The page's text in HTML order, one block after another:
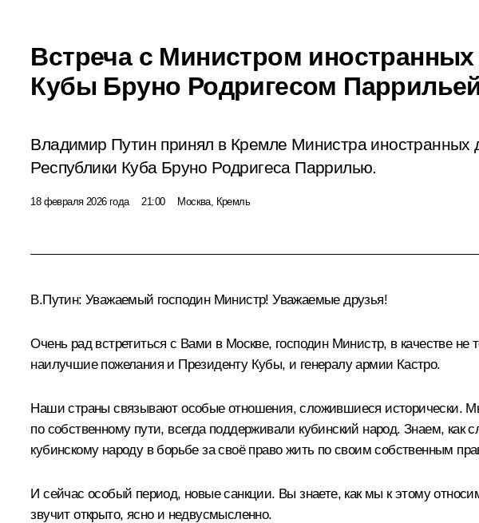
Встреча с Министром
Кубы Бруно Родригесом
Владимир Путин принял в Кремле Министра иностранных
Республики Куба Бруно Родригеса Паррилью.
18 февраля 2026 года 21:00 Москва, Кремль
В.Путин: Уважаемый господин Министр! Уважаемые друзья!
Очень рад встретиться с Вами в Москве, господин Министр, в качестве
наилучшие пожелания и Президенту Кубы, и генералу армии Кастро.
Наши страны связывают особые отношения, сложившиеся исторически.
по собственному пути, всегда поддерживали кубинский народ. Знаем,
кубинскому народу в борьбе за своё право жить по своим собственным
И сейчас особый период, новые санкции. Вы знаете, как мы к этому
звучит открыто, ясно и недвусмысленно.